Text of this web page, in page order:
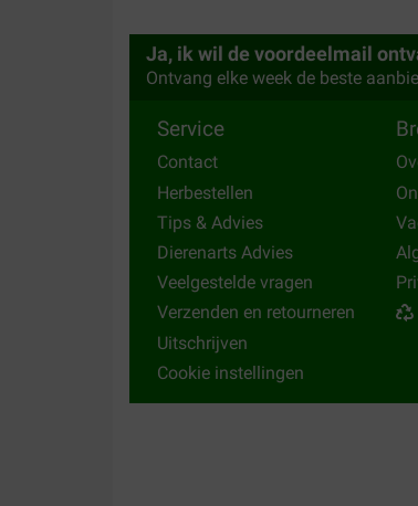
27-06-2022
Translate to English
Ja, ik wil de voordeelmail
Ontvang elke week de beste
Service
Contact
Herbestellen
Tips & Advies
Dierenarts Advies
Veelgestelde vragen
Verzenden en retourneren
Uitschrijven
Cookie instellingen